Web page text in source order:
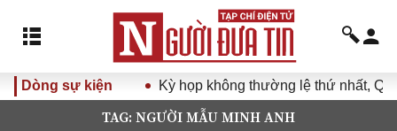
Dòng sự kiện Kỳ họp không thường lệ thứ nhất,
TAG: NGƯỜI MẪU MINH ANH